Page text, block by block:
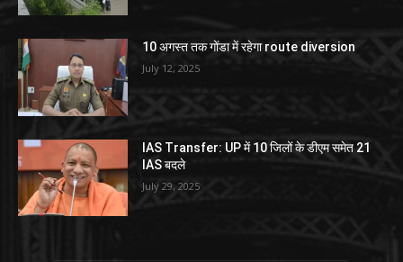
10 अगस्त तक गोंडा में रहेगा route diversion
July 12, 2025
IAS Transfer: UP में 10 जिलों के डीएम समेत 21
IAS बदले
July 29, 2025